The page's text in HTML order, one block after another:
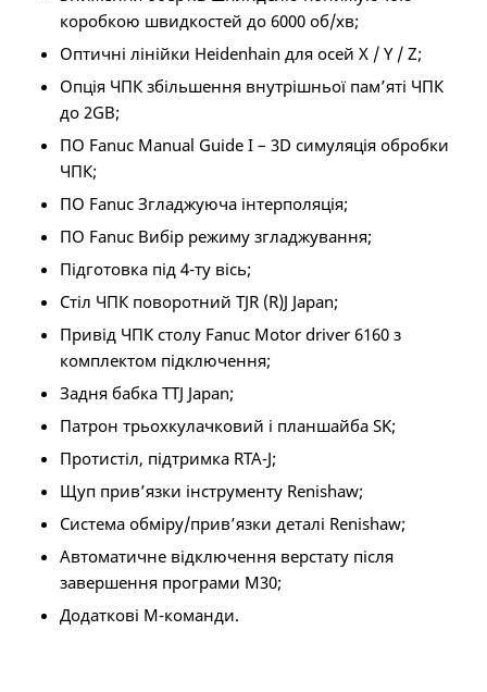
коробкою швидкостей до 6000 об/хв;
Оптичні лінійки Heidenhain для осей X / Y / Z;
Опція ЧПК збільшення внутрішньої пам’яті ЧПК
до 2GB;
ПО Fanuc Manual Guide I – 3D симуляція обробки
ЧПК;
ПО Fanuc Згладжуюча інтерполяція;
ПО Fanuc Вибір режиму згладжування;
Підготовка під 4-ту вісь;
Стіл ЧПК поворотний TJR (R)J Japan;
Привід ЧПК столу Fanuc Motor driver 6160 з
комплектом підключення;
Задня бабка TТJ Japan;
Патрон трьохкулачковий і планшайба SK;
Протистіл, підтримка RTA-J;
Щуп прив’язки інструменту Renishaw;
Система обміру/прив’язки деталі Renishaw;
Автоматичне відключення верстату після
завершення програми М30;
Додаткові М-команди.